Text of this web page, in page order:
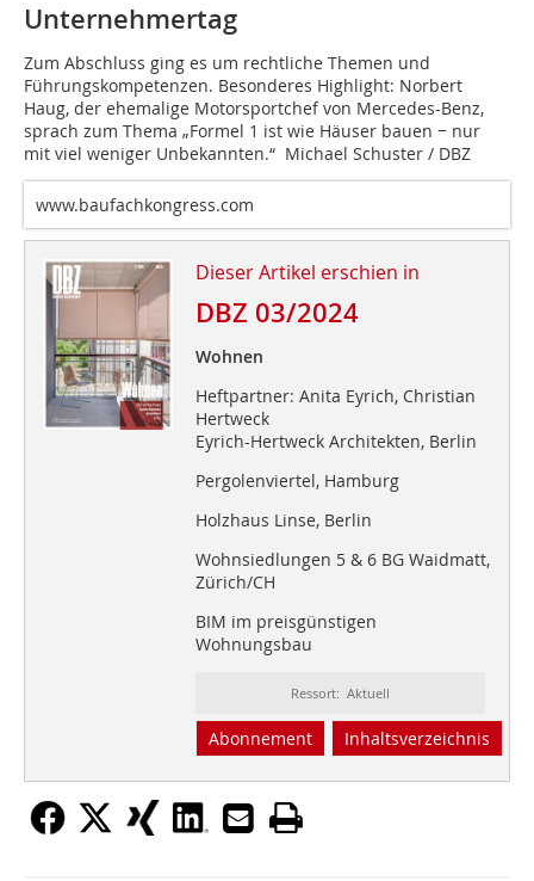
Unternehmertag
Zum Abschluss ging es um rechtliche Themen und
Führungskompetenzen. Besonderes Highlight: Norbert
Haug, der ehemalige Motorsportchef von Mercedes-Benz,
sprach zum Thema „Formel 1 ist wie Häuser bauen − nur
mit viel weniger Unbekannten.“ Michael Schuster / DBZ
www.baufachkongress.com
Dieser Artikel erschien in
DBZ 03/2024
Wohnen
Heftpartner: Anita Eyrich, Christian
Hertweck
Eyrich-Hertweck Architekten, Berlin
Pergolenviertel, Hamburg
Holzhaus Linse, Berlin
Wohnsiedlungen 5 & 6 BG Waidmatt,
Zürich/CH
BIM im preisgünstigen
Wohnungsbau
Ressort: Aktuell
Abonnement Inhaltsverzeichnis